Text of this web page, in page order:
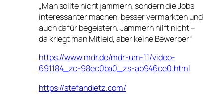
„Man sollte nicht jammern, sondern die Jobs
interessanter machen, besser vermarkten und
auch dafür begeistern. Jammern hilft nicht –
da kriegt man Mitleid, aber keine Bewerber“
https://www.mdr.de/mdr-um-11/video-
691184_zc-98ec0ba0_zs-ab946ce0.html
https://stefandietz.com/